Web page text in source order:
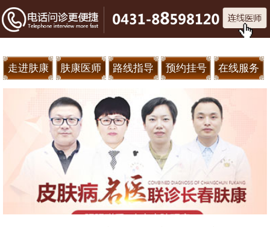
走进肤康 肤康医师 路线指导 预约挂号 在线服务